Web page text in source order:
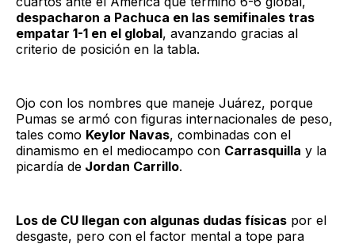
despacharon a Pachuca en las semifinales tras
empatar 1-1 en el global, avanzando gracias al
criterio de posición en la tabla.
Ojo con los nombres que maneje Juárez, porque
Pumas se armó con figuras internacionales de peso,
tales como Keylor Navas, combinadas con el
dinamismo en el mediocampo con Carrasquilla y la
picardía de Jordan Carrillo.
Los de CU llegan con algunas dudas físicas por el
desgaste, pero con el factor mental a tope para